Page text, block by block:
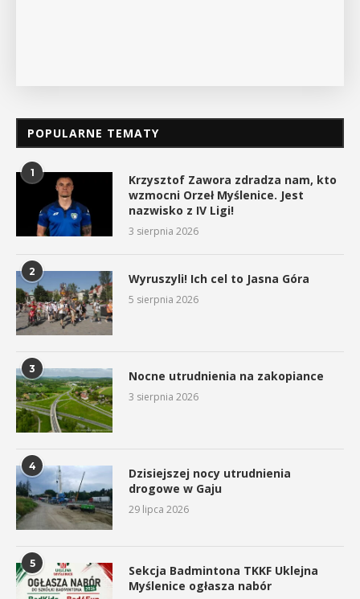
POPULARNE TEMATY
1
Krzysztof Zawora zdradza nam, kto
wzmocni Orzeł Myślenice. Jest
nazwisko z IV Ligi!
3 sierpnia 2026
2 Wyruszyli! Ich cel to Jasna Góra
5 sierpnia 2026
3 Nocne utrudnienia na zakopiance
3 sierpnia 2026
4
Dzisiejszej nocy utrudnienia
drogowe w Gaju
29 lipca 2026
5
Sekcja Badmintona TKKF Uklejna
Myślenice ogłasza nabór